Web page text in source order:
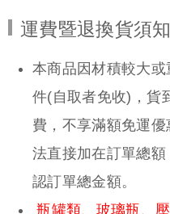
運費暨退換貨須知
本商品